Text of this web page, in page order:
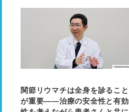
関節リウマチは全身を診ること
が重要――治療の安全性と有効